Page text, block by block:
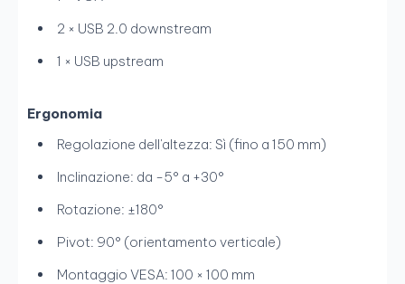
2 × USB 2.0 downstream
1 × USB upstream
Ergonomia
Regolazione dell'altezza: Sì (fino a 150 mm)
Inclinazione: da -5° a +30°
Rotazione: ±180°
Pivot: 90° (orientamento verticale)
Montaggio VESA: 100 × 100 mm